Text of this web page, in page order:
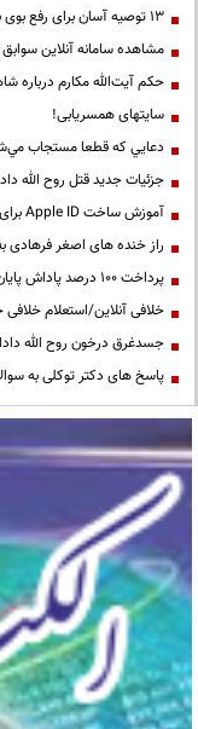
13 توصیه آسان برای رفع بوی بد دهان
مشاهده سامانه آنلاين سوابق
حكم آيت‌الله مكارم درباره
سایتهای همسریابی!
دعايي كه قطعا مستجاب
جزئیات جدید قتل روح الله
آموزش ساخت Apple ID برای کاربران ایرانی
راز خنده های اصغر فرهادی
پرداخت ۱۰۰ درصد پاداش پایان خدمت فرهنگیان
خلافی آنلاین/استعلام خلافی
جسدغرق درخون روح الله
پاسخ های دکتر توکلی به